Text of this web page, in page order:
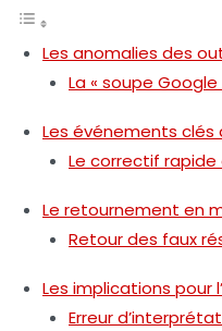
Les anomalies des
La « soupe
Les événements clés
Le correctif rapide
Le retournement en
Retour des faux
Les implications pour
Erreur